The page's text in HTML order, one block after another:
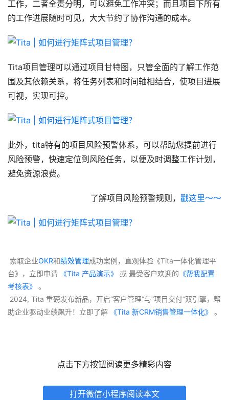
工作，二者全责分明，可以避免工作冲突；而且项目下所有
的工作进展随时可见，大大节约了协作沟通的成本。
Tita项目管理可以通过项目甘特图，只管全面的了解工作范
围及其依赖关系，将任务列表和时间轴相结合，使项目进展
可视，实现可控。
此外，tita特有的项目风险预警体系，可以帮助您提前进行
风险预警，快速定位到风险任务，以便及时调整工作计划，
避免资源浪费。
了解项目风险预警规则， 戳这里～～
索取企业OKR和绩效管理成功案例，直观体验《Tita一体化管理平
台》，立即申请 《Tita 产品演示》 或 最受客户欢迎的 《帮我配置
考核表》
。
助企业驱动业绩飙升！立即了解 《Tita 新CRM销售管理一体化》 。
点击下方按钮阅读更多精彩内容
打开微信小程序阅读本文